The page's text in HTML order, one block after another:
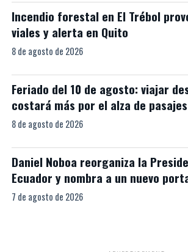
Incendio forestal en El Trébol
viales y alerta en Quito
8 de agosto de 2026
Feriado del 10 de agosto: viajar
costará más por el alza de pasajes
8 de agosto de 2026
Daniel Noboa reorganiza la
Ecuador y nombra a un nuevo
7 de agosto de 2026